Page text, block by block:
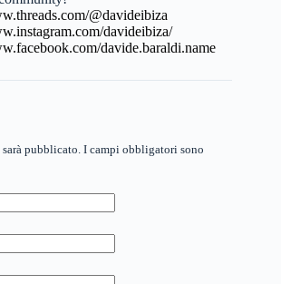
@davideibiza
davideibiza/
davide.baraldi.name
pubblicato. I campi obbligatori sono